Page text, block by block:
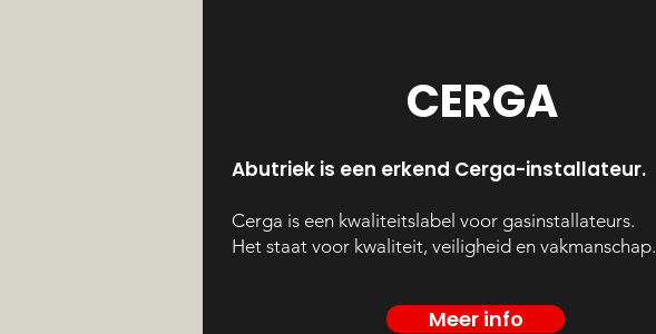
CERGA
Abutriek is een erkend Cerga-installateur.
Cerga is een kwaliteitslabel voor gasinstallateurs.
Het staat voor kwaliteit, veiligheid en vakmanschap.
Meer info